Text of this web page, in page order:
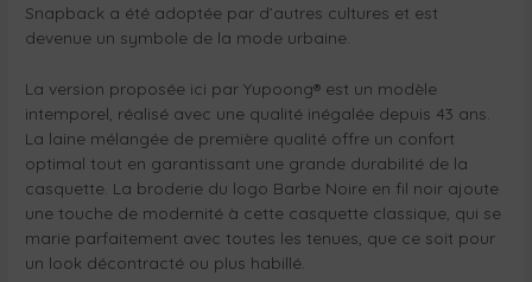
Snapback a été adoptée par d’autres cultures et est
devenue un symbole de la mode urbaine.
La version proposée ici par Yupoong® est un modèle
intemporel, réalisé avec une qualité inégalée depuis 43 ans.
La laine mélangée de première qualité offre un confort
optimal tout en garantissant une grande durabilité de la
casquette. La broderie du logo Barbe Noire en fil noir ajoute
une touche de modernité à cette casquette classique, qui se
marie parfaitement avec toutes les tenues, que ce soit pour
un look décontracté ou plus habillé.